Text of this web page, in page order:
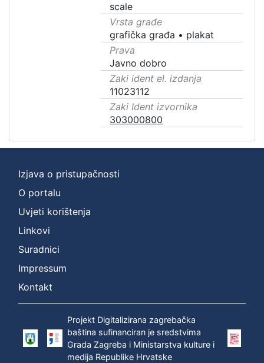
scale
Vrsta građe
grafička građa • plakat
Prava
Javno dobro
Zaki ident el. izdanja
11023112
Zaki Ident izvornika
303000800
Izjava o pristupačnosti
O portalu
Uvjeti korištenja
Linkovi
Suradnici
Impressum
Kontakt
Projekt Digitalizirana zagrebačka
baština sufinanciran je sredstvima
Grada Zagreba i Ministarstva kulture i
medija Republike Hrvatske